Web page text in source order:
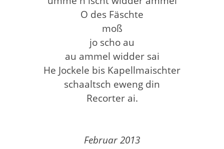
O des Fäschte
moß
jo scho au
au ammel widder sai
He Jockele bis Kapellmaischter
schaaltsch eweng din
Recorter ai.
Februar 2013